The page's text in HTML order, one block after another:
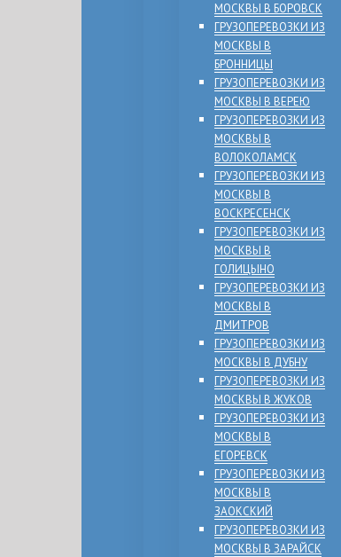
МОСКВЫ В БОРОВСК
ГРУЗОПЕРЕВОЗКИ ИЗ
МОСКВЫ В
БРОННИЦЫ
ГРУЗОПЕРЕВОЗКИ ИЗ
МОСКВЫ В ВЕРЕЮ
ГРУЗОПЕРЕВОЗКИ ИЗ
МОСКВЫ В
ВОЛОКОЛАМСК
ГРУЗОПЕРЕВОЗКИ ИЗ
МОСКВЫ В
ВОСКРЕСЕНСК
ГРУЗОПЕРЕВОЗКИ ИЗ
МОСКВЫ В
ГОЛИЦЫНО
ГРУЗОПЕРЕВОЗКИ ИЗ
МОСКВЫ В
ДМИТРОВ
ГРУЗОПЕРЕВОЗКИ ИЗ
МОСКВЫ В ДУБНУ
ГРУЗОПЕРЕВОЗКИ ИЗ
МОСКВЫ В ЖУКОВ
ГРУЗОПЕРЕВОЗКИ ИЗ
МОСКВЫ В
ЕГОРЕВСК
ГРУЗОПЕРЕВОЗКИ ИЗ
МОСКВЫ В
ЗАОКСКИЙ
ГРУЗОПЕРЕВОЗКИ ИЗ
МОСКВЫ В ЗАРАЙСК